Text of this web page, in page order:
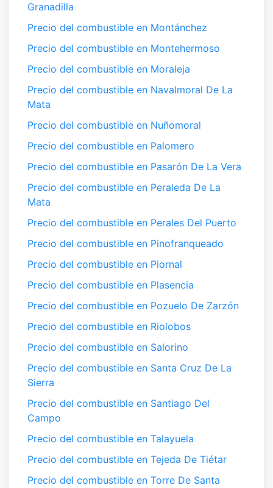
Granadilla
Precio del combustible en Montánchez
Precio del combustible en Montehermoso
Precio del combustible en Moraleja
Precio del combustible en Navalmoral De La
Mata
Precio del combustible en Nuñomoral
Precio del combustible en Palomero
Precio del combustible en Pasarón De La Vera
Precio del combustible en Peraleda De La
Mata
Precio del combustible en Perales Del Puerto
Precio del combustible en Pinofranqueado
Precio del combustible en Piornal
Precio del combustible en Plasencia
Precio del combustible en Pozuelo De Zarzón
Precio del combustible en Riolobos
Precio del combustible en Salorino
Precio del combustible en Santa Cruz De La
Sierra
Precio del combustible en Santiago Del
Campo
Precio del combustible en Talayuela
Precio del combustible en Tejeda De Tiétar
Precio del combustible en Torre De Santa